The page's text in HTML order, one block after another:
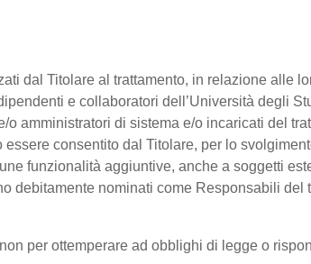
dal Titolare al trattamento, in relazione alle
e collaboratori dell’Università degli
amministratori di sistema e/o incaricati del
consentito dal Titolare, per lo
funzionalità aggiuntive, anche a soggetti
nominati come Responsabili del
per ottemperare ad obblighi di legge o